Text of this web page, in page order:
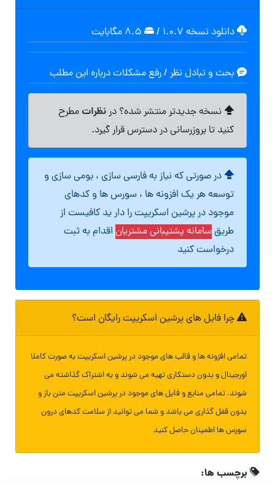
دانلود نسخه ۱.۰.۷ /
بحث و تبادل نظر / رفع مشکلات درباره این مطلب
نسخه جدیدتر منتشر شده؟ درنظراتمطرح
کنید تا بروزرسانی در دسترس قرار گیرد.
در صورتی که نیاز به فارسی سازی ، بومی سازی و
توسعه هر یک افزونه ها ، سورس ها و کدهای
موجود در پرشین اسکریپت را دار ید کافیست از
طریقسامانه پشتیبانی مشتریان اقدام به ثبت
درخواست کنید
چرا فایل های پرشین اسکریپت رایگان است؟
تمامی افزونه ها و قالب های موجود در پرشین اسکریپت به صورت کاملا
اورجینال و بدون دستکاری تهیه می شوند و به اشتراک گذاشته می
شوند. تمامی منابع و فایل های موجود در پرشین اسکریپت متن باز و
بدون قفل گذاری می باشد و شما می توانید از سلامت کدهای درون
سورس ها اطمینان حاصل کنید
برچسب ها: